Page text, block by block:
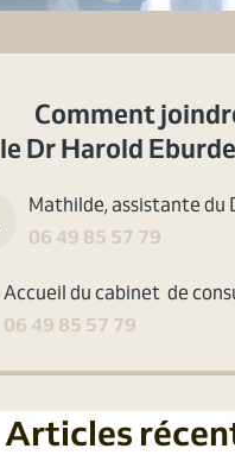
Comment
le Dr Harold
Mathilde, assistante du
06 49 85 57 79
Accueil du cabinet de
06 49 85 57 79
Articles